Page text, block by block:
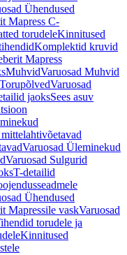
Ühendused
Mapress C-
torudeleKinnitused
Komplektid kruvid
Mapress
MuhvidVaruosad Muhvid
TorupõlvedVaruosad
jaoksSees asuv
Varuosad Üleminekud
Varuosad Sulgurid
T-detailid
Ühendused
Mapressile vaskVaruosad
torudele ja
Kinnitused